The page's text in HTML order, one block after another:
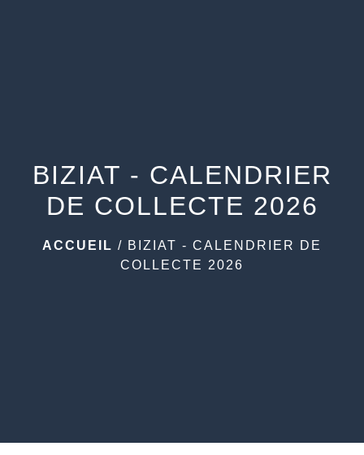
BIZIAT - CALENDRIER
DE COLLECTE 2026
ACCUEIL / BIZIAT - CALENDRIER DE
COLLECTE 2026